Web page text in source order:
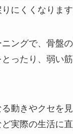
にくくなります
ングで、骨盤
ったり、弱い
動きやクセを
実際の生活に